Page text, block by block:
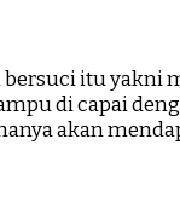
itu
di capai
akan